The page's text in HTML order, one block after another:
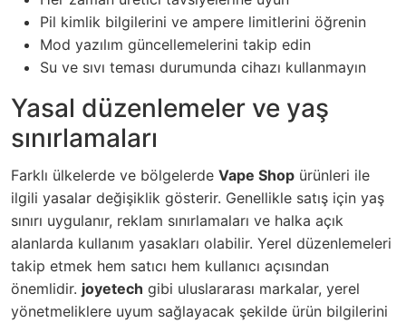
Pil kimlik bilgilerini ve ampere limitlerini öğrenin
Mod yazılım güncellemelerini takip edin
Su ve sıvı teması durumunda cihazı kullanmayın
Yasal düzenlemeler ve yaş
sınırlamaları
Farklı ülkelerde ve bölgelerde Vape Shop ürünleri ile
ilgili yasalar değişiklik gösterir. Genellikle satış için yaş
sınırı uygulanır, reklam sınırlamaları ve halka açık
alanlarda kullanım yasakları olabilir. Yerel düzenlemeleri
takip etmek hem satıcı hem kullanıcı açısından
önemlidir. joyetech gibi uluslararası markalar, yerel
yönetmeliklere uyum sağlayacak şekilde ürün bilgilerini